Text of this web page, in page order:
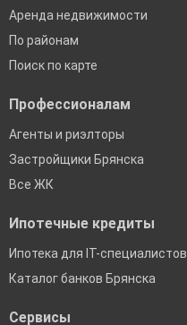
Аренда недвижимости
По районам
Поиск по карте
Профессионалам
Агенты и риэлторы
Застройщики Брянска
Все ЖК
Ипотечные кредиты
Ипотека для IT-специалистов
Каталог банков Брянска
Сервисы